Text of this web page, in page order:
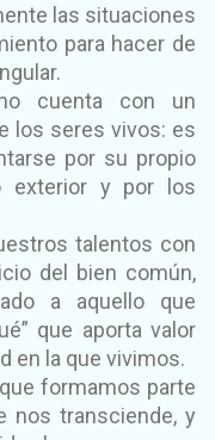
las situaciones
para hacer de
cuenta con un
los seres vivos: es
por su propio
exterior y por los
talentos con
del bien común,
a aquello que
que aporta valor
en la que vivimos.
formamos parte
nos transciende, y